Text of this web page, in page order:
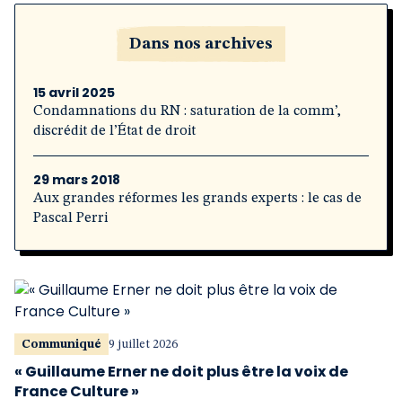
Dans nos archives
15 avril 2025
Condamnations du RN : saturation de la comm’,
discrédit de l’État de droit
29 mars 2018
Aux grandes réformes les grands experts : le cas de
Pascal Perri
Communiqué 9 juillet 2026
« Guillaume Erner ne doit plus être la voix de
France Culture »